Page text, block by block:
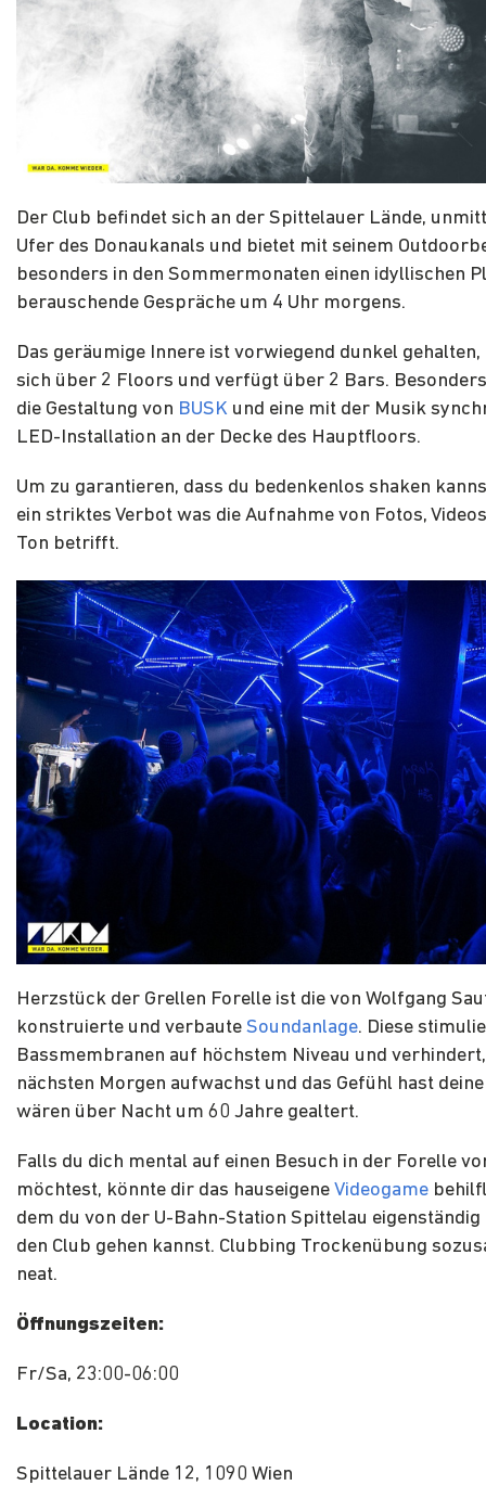
Der Club befindet sich an der Spittelauer Lände,
Ufer des Donaukanals und bietet mit seinem
besonders in den Sommermonaten einen idyllischen
berauschende Gespräche um 4 Uhr morgens.
Das geräumige Innere ist vorwiegend dunkel
sich über 2 Floors und verfügt über 2 Bars.
die Gestaltung von BUSK und eine mit der Musik
LED-Installation an der Decke des Hauptfloors.
Um zu garantieren, dass du bedenkenlos shaken
ein striktes Verbot was die Aufnahme von Fotos,
Ton betrifft.
Herzstück der Grellen Forelle ist die von Wolfgang
konstruierte und verbaute Soundanlage. Diese
Bassmembranen auf höchstem Niveau und
nächsten Morgen aufwachst und das Gefühl hast
wären über Nacht um 60 Jahre gealtert.
Falls du dich mental auf einen Besuch in der Forelle
möchtest, könnte dir das hauseigene Videogame
dem du von der U-Bahn-Station Spittelau eigenständig
den Club gehen kannst. Clubbing Trockenübung
neat.
Öffnungszeiten:
Fr/Sa, 23:00-06:00
Location:
Spittelauer Lände 12, 1090 Wien